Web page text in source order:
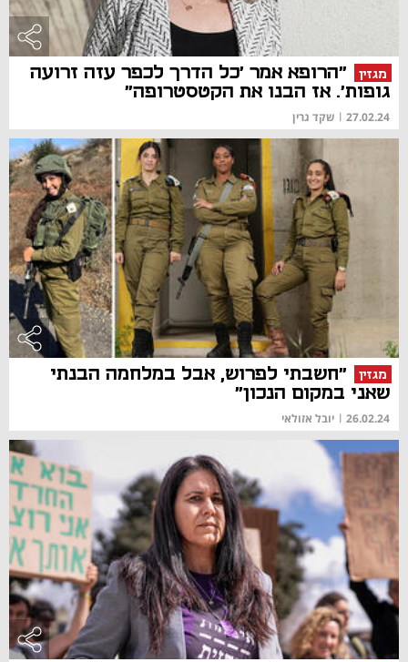
מגזין
"הרופא אמר 'כל הדרך לכפר עזה זרועה
גופות'. אז הבנו את הקטסטרופה"
27.02.24
| שקד גרין
מגזין
"חשבתי לפרוש, אבל במלחמה הבנתי
שאני במקום הנכון"
26.02.24
| יובל אזולאי